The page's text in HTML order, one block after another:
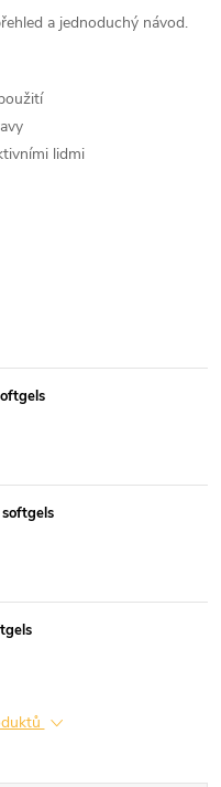
a jednoduchý návod.
lidmi